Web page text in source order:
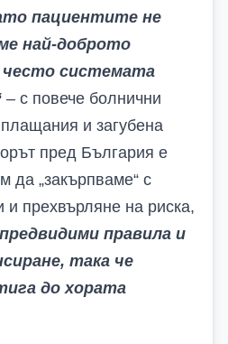
пациентите не
най-доброто
често системата
– с повече болнични
и загубена
пред България е
„закърпваме“ с
и прехвърляне на риска,
правила и
така че
до хората